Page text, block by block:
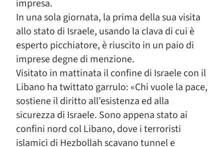
impresa.
In una sola giornata, la prima della sua visita
allo stato di Israele, usando la clava di cui è
esperto picchiatore, è riuscito in un paio di
imprese degne di menzione.
Visitato in mattinata il confine di Israele con il
Libano ha twittato garrulo: «Chi vuole la pace,
sostiene il diritto all’esistenza ed alla
sicurezza di Israele. Sono appena stato ai
confini nord col Libano, dove i terroristi
islamici di Hezbollah scavano tunnel e